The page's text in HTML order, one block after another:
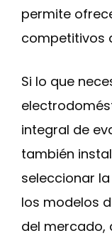
permite
competitivos
Si lo que
integral de
también
seleccionar
los modelos
del mercado,